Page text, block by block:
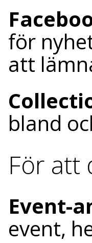
för
att
bland
För att
Event-
event,